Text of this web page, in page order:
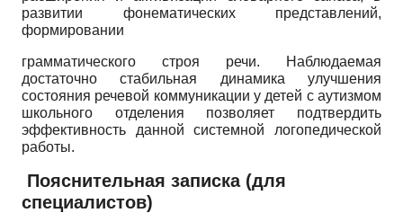
развитии фонематических представлений,
формировании
грамматического строя речи. Наблюдаемая
достаточно стабильная динамика улучшения
состояния речевой коммуникации у детей с аутизмом
школьного отделения позволяет подтвердить
эффективность данной системной логопедической
работы.
Пояснительная записка (для
специалистов)